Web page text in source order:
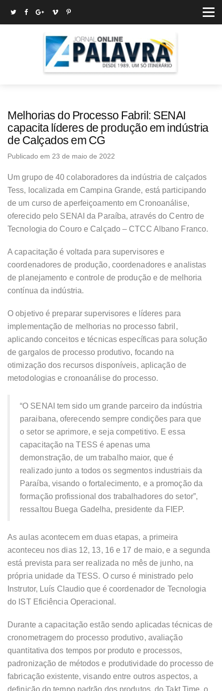
Melhorias do Processo Fabril: SENAI
capacita líderes de produção em indústria
de Calçados em CG
Publicado em 23 de maio de 2022
Um grupo de 40 colaboradores da indústria de calçados
Tess, localizada em Campina Grande, está participando
de um curso de aperfeiçoamento em Cronoanálise,
oferecido pelo SENAI da Paraíba, através do Centro de
Tecnologia do Couro e Calçado – CTCC Albano Franco.
A capacitação é voltada para supervisores e
coordenadores de produção, coordenadores e analistas
de planejamento e controle de produção e de melhoria
contínua da indústria.
O objetivo é preparar supervisores e líderes para
implementação de melhorias no processo fabril,
aplicando conceitos e técnicas específicas para solução
de gargalos de processo produtivo, focando na
otimização dos recursos disponíveis, aplicação de
metodologias e cronoanálise do processo.
“O SENAI tem sido um grande parceiro da indústria
paraibana, oferecendo sempre condições para que
o setor se aprimore, e seja competitivo. E essa
capacitação na TESS é apenas uma
demonstração, de um trabalho maior, que é
realizado junto a todos os segmentos industriais da
Paraíba, visando o fortalecimento, e a promoção da
formação profissional dos trabalhadores do setor”,
ressaltou Buega Gadelha, presidente da FIEP.
As aulas acontecem em duas etapas, a primeira
aconteceu nos dias 12, 13, 16 e 17 de maio, e a segunda
está prevista para ser realizada no mês de junho, na
própria unidade da TESS. O curso é ministrado pelo
Instrutor, Luís Claudio que é coordenador de Tecnologia
do IST Eficiência Operacional.
Durante a capacitação estão sendo aplicadas técnicas de
cronometragem do processo produtivo, avaliação
quantitativa dos tempos por produto e processos,
padronização de métodos e produtividade do processo de
fabricação existente, visando entre outros aspectos, a
definição do tempo padrão dos produtos, do Takt Time, o